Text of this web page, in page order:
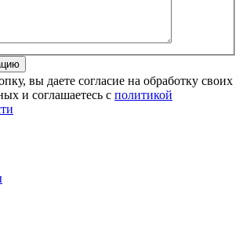
вы даете согласие на обработку своих
и соглашаетесь с политикой